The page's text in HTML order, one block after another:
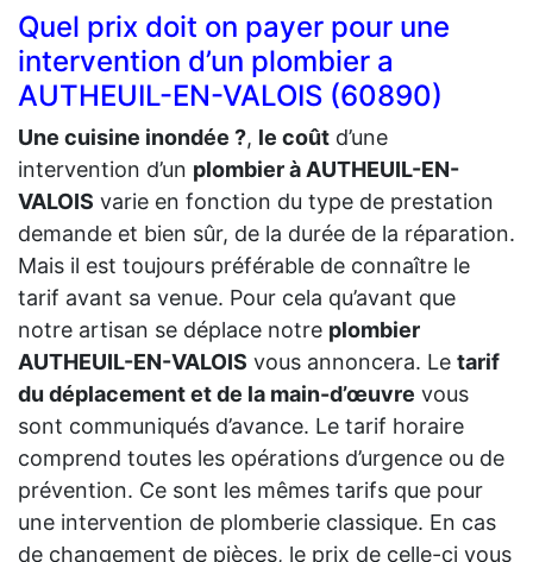
Quel prix doit on payer pour une
intervention d’un plombier a
AUTHEUIL-EN-VALOIS (60890)
Une cuisine inondée ?, le coût d’une
intervention d’un plombier à AUTHEUIL-EN-
VALOIS varie en fonction du type de prestation
demande et bien sûr, de la durée de la réparation.
Mais il est toujours préférable de connaître le
tarif avant sa venue. Pour cela qu’avant que
notre artisan se déplace notre plombier
AUTHEUIL-EN-VALOIS vous annoncera. Le tarif
du déplacement et de la main-d’œuvre vous
sont communiqués d’avance. Le tarif horaire
comprend toutes les opérations d’urgence ou de
prévention. Ce sont les mêmes tarifs que pour
une intervention de plomberie classique. En cas
de changement de pièces, le prix de celle-ci vous